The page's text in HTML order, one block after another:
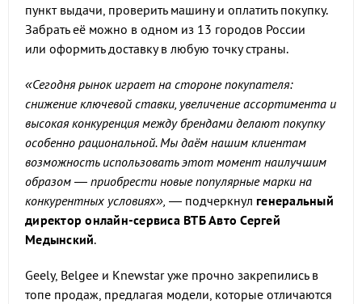
пункт выдачи, проверить машину и оплатить покупку.
Забрать её можно в одном из 13 городов России
или оформить доставку в любую точку страны.
«Сегодня рынок играет на стороне покупателя:
снижение ключевой ставки, увеличение ассортимента и
высокая конкуренция между брендами делают покупку
особенно рациональной. Мы даём нашим клиентам
возможность использовать этот момент наилучшим
образом — приобрести новые популярные марки на
конкурентных условиях», — подчеркнул генеральный
директор онлайн-сервиса ВТБ Авто Сергей
Медынский.
Geely, Belgee и Knewstar уже прочно закрепились в
топе продаж, предлагая модели, которые отличаются